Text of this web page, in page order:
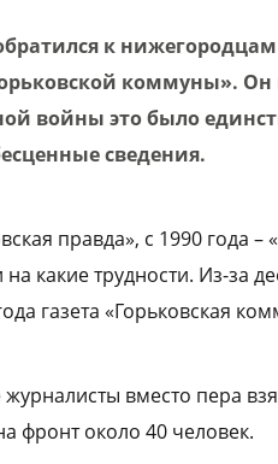
к нижегородцам
коммуны». Он
войны это было
сведения.
правда», с 1990 года –
какие трудности. Из-за
газета «Горьковская
вместо пера
фронт около 40 человек.